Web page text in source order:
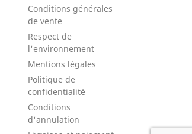
Conditions générales
de vente
Respect de
l'environnement
Mentions légales
Politique de
confidentialité
Conditions
d'annulation